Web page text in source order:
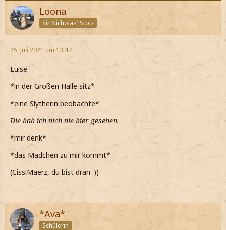
Loona
Sir Nicholas' Stolz
25. Juli 2021 um 13:47
Luise
*in der Großen Halle sitz*
*eine Slytherin beobachte*
Die hab ich nich nie hier gesehen.
*mir denk*
*das Mädchen zu mir kommt*
(CissiMaerz, du bist dran :))
*Ava*
Schülerin